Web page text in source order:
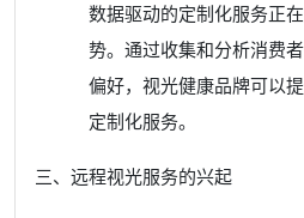
数据驱动的定制化服务正
势。通过收集和分析消费
偏好，视光健康品牌可以
定制化服务。
三、远程视光服务的兴起